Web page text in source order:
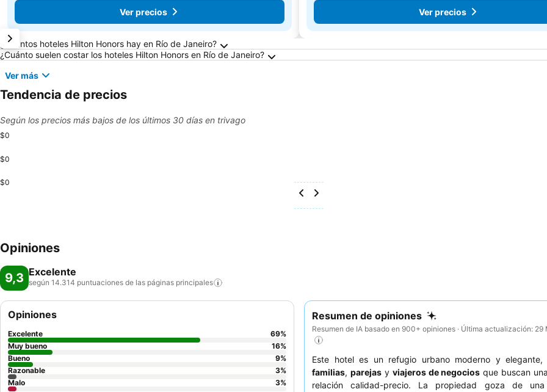
Ver precios
Ver precios
Preguntas frecuentes sobre Río de Janeiro
¿Cuántos hoteles Hilton Honors hay en Río de Janeiro?
¿Cuánto suelen costar los hoteles Hilton Honors en Río de Janeiro?
Ver más
Tendencia de precios
Según los precios más bajos de los últimos 30 días en trivago
$0
$0
$0
Opiniones
9,3 Excelente
según 14.314 puntuaciones de las páginas principales
Resumen de opiniones
Resumen de IA basado en 900+ opiniones · Última actualización: 29
Este hotel es un refugio urbano moderno y elegante,
familias, parejasy viajeros de negocios que buscan
relación calidad-precio. La propiedad goza de una
Opiniones
Excelente 69%
Muy bueno
16%
Bueno
9%
Razonable
3%
Malo
3%